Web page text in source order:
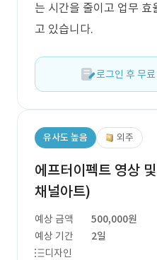
는 시간을 줄이고 업무
고 있습니다.
로그인 후 무
유사도 높음 외주
에프터이펙트 영상
채널아트)
예상 금액
500,000원
예상 기간
2일
디자인